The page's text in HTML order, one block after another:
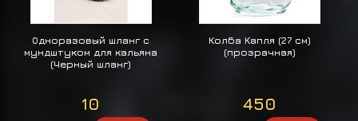
Одноразовый шланг с
мундштуком для кальяна
(Черный шланг)
10
Колба Капля (27 см)
(прозрачная)
450